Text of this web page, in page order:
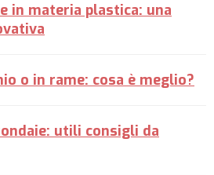
in materia plastica: una
o in rame: cosa è meglio?
utili consigli da